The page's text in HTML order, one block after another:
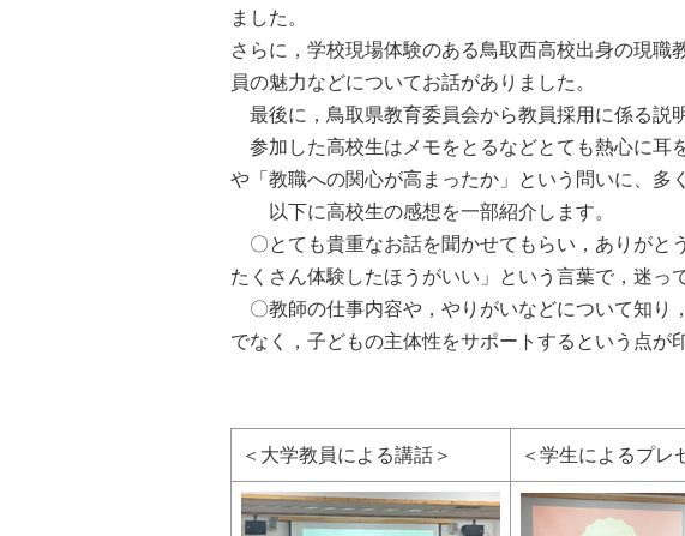
ました。
さらに，学校現場体験のある鳥取西高校出身の現
員の魅力などについてお話がありました。
最後に，鳥取県教育委員会から教員採用に係る説
参加した高校生はメモをとるなどとても熱心に耳
や「教職への関心が高まったか」という問いに、多
以下に高校生の感想を一部紹介します。
〇とても貴重なお話を聞かせてもらい，ありがと
たくさん体験したほうがいい」という言葉で，迷っ
〇教師の仕事内容や，やりがいなどについて知り
でなく，子どもの主体性をサポートするという点が
＜大学教員による講話＞ ＜学生によるプレ